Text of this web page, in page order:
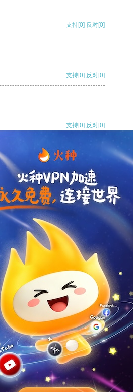
支持[0] 反对[0]
支持[0] 反对[0]
支持[0] 反对[0]
支持[0] 反对
支持
反对 [0]
支持[0] 反对[0]